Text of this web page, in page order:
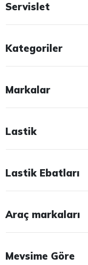
Servislet
Kategoriler
Markalar
Lastik
Lastik Ebatları
Araç markaları
Mevsime Göre